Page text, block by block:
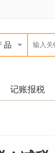
品
记账报税